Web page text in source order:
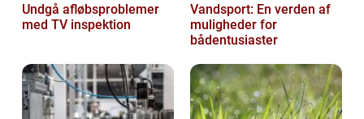
Undgå afløbsproblemer
med TV inspektion
Vandsport: En verden af
muligheder for
bådentusiaster